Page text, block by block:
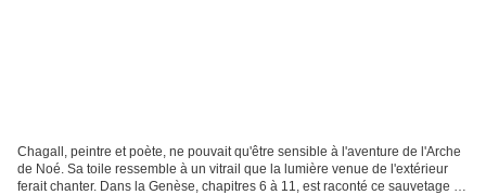
Chagall, peintre et poète, ne pouvait qu'être sensible à l'aventure de l'Arche
de Noé. Sa toile ressemble à un vitrail que la lumière venue de l'extérieur
ferait chanter. Dans la Genèse, chapitres 6 à 11, est raconté ce sauvetage de